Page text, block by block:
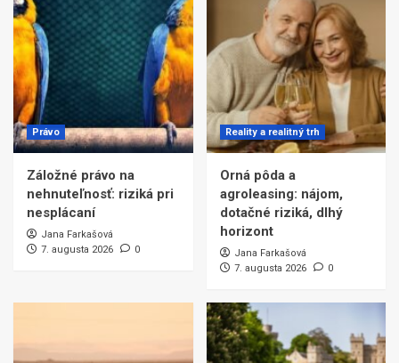
Právo
Záložné právo na
nehnuteľnosť: riziká pri
nesplácaní
Jana Farkašová
7. augusta 2026
0
Reality a realitný trh
Orná pôda a
agroleasing: nájom,
dotačné riziká, dlhý
horizont
Jana Farkašová
7. augusta 2026
0